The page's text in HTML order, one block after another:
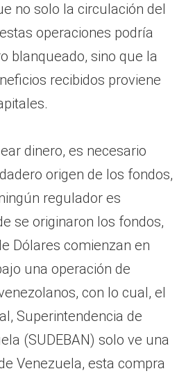
no solo la circulación del
operaciones podría
blanqueado, sino que la
recibidos proviene
dinero, es necesario
origen de los fondos,
regulador es
se originaron los fondos,
Dólares comienzan en
una operación de
con lo cual, el
Superintendencia de
(SUDEBAN) solo ve una
Venezuela, esta compra